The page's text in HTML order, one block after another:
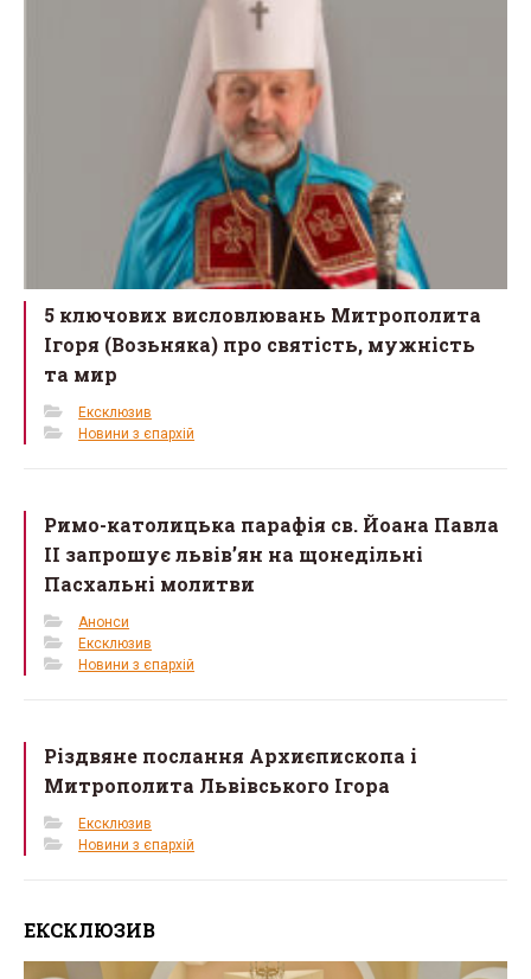
5 ключових висловлювань Митрополита
Ігоря (Возьняка) про святість, мужність
та мир
Ексклюзив
Новини з єпархій
Римо-католицька парафія св. Йоана Павла
II запрошує львів’ян на щонедільні
Пасхальні молитви
Анонси
Ексклюзив
Новини з єпархій
Різдвяне послання Архиєпископа і
Митрополита Львівського Ігора
Ексклюзив
Новини з єпархій
ЕКСКЛЮЗИВ